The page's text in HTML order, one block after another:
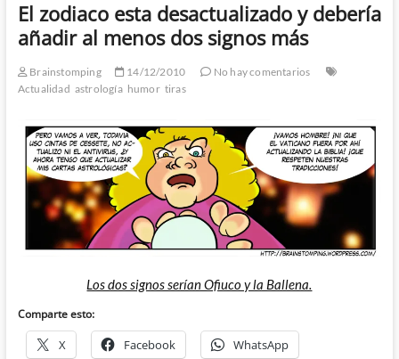
El zodiaco esta desactualizado y debería
añadir al menos dos signos más
Brainstomping 14/12/2010
No hay comentarios
Actualidad astrología humor tiras
Los dos signos serían Ofiuco y la Ballena.
Comparte esto:
X Facebook WhatsApp